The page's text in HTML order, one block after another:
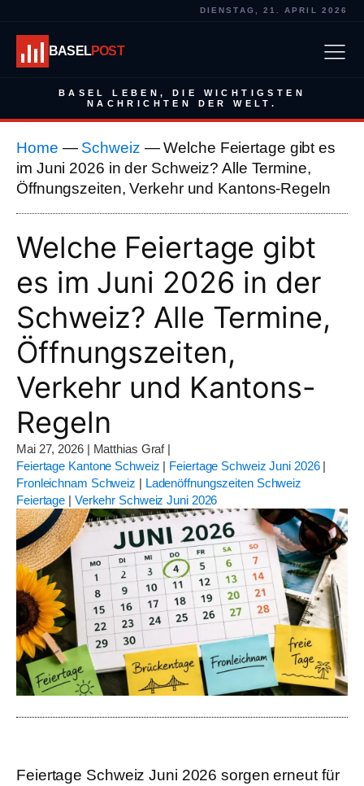
DIENSTAG, 21. APRIL 2026
BASELPOST
BASEL LEBEN, DIE WICHTIGSTEN
NACHRICHTEN DER WELT.
Home — Schweiz —Welche Feiertage gibt es
im Juni 2026 in der Schweiz? Alle Termine,
Öffnungszeiten, Verkehr und Kantons-Regeln
Welche Feiertage gibt
es im Juni 2026 in der
Schweiz? Alle Termine,
Öffnungszeiten,
Verkehr und Kantons-
Regeln
Mai 27, 2026| Matthias Graf|
Feiertage Kantone Schweiz | Feiertage Schweiz Juni 2026|
Fronleichnam Schweiz | Ladenöffnungszeiten Schweiz
Feiertage | Verkehr Schweiz Juni 2026
Feiertage Schweiz Juni 2026 sorgen erneut für